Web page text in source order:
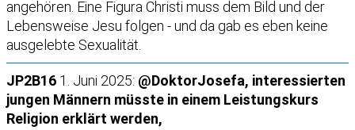
angehören. Eine Figura Christi muss dem Bild und der
Lebensweise Jesu folgen - und da gab es eben keine
ausgelebte Sexualität.
JP2B16 1. Juni 2025: @DoktorJosefa, interessierten
jungen Männern müsste in einem Leistungskurs
Religion erklärt werden,